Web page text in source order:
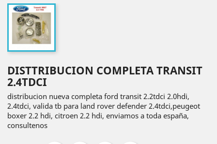
DISTTRIBUCION COMPLETA TRANSIT
2.4TDCI
distribucion nueva completa ford transit 2.2tdci 2.0hdi,
2.4tdci, valida tb para land rover defender 2.4tdci,peugeot
boxer 2.2 hdi, citroen 2.2 hdi, enviamos a toda españa,
consultenos